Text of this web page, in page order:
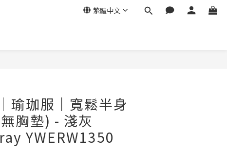
繁體中文
瑜珈服｜寬鬆半身
胸墊) - 淺灰
YWERW1350